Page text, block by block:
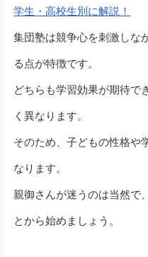
学生・高校生別に解説！
集団塾は競争心を刺激しな
る点が特徴です。
どちらも学習効果が期待で
く異なります。
そのため、子どもの性格や
なります。
親御さんが迷うのは当然で
とから始めましょう。